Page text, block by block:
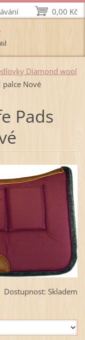
Diamond wool
palce Nové
Pads
Dostupnost: Skladem
0,00 Kč